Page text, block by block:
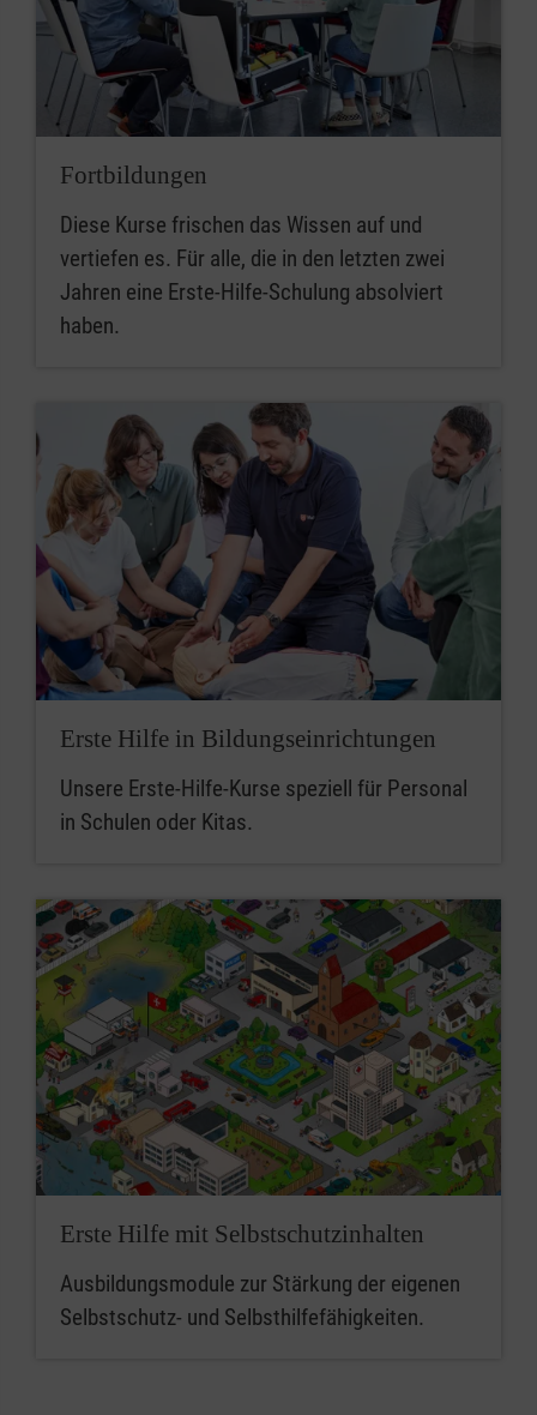
Fortbildungen
Diese Kurse frischen das Wissen auf und
vertiefen es. Für alle, die in den letzten zwei
Jahren eine Erste-Hilfe-Schulung absolviert
haben.
Erste Hilfe in Bildungseinrichtungen
Unsere Erste-Hilfe-Kurse speziell für Personal
in Schulen oder Kitas.
Erste Hilfe mit Selbstschutzinhalten
Ausbildungsmodule zur Stärkung der eigenen
Selbstschutz- und Selbsthilfefähigkeiten.